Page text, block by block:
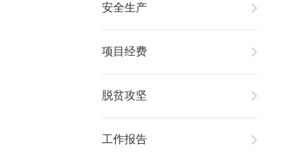
安全生产
项目经费
脱贫攻坚
工作报告